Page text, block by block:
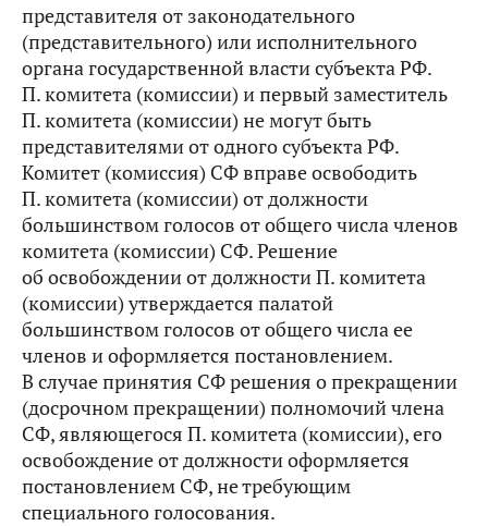
представителя от законодательного
(представительного) или исполнительного
органа государственной власти субъекта РФ.
П. комитета (комиссии) и первый заместитель
П. комитета (комиссии) не могут быть
представителями от одного субъекта РФ.
Комитет (комиссия) СФ вправе освободить
П. комитета (комиссии) от должности
большинством голосов от общего числа членов
комитета (комиссии) СФ. Решение
об освобождении от должности П. комитета
(комиссии) утверждается палатой
большинством голосов от общего числа ее
членов и оформляется постановлением.
В случае принятия СФ решения о прекращении
(досрочном прекращении) полномочий члена
СФ, являющегося П. комитета (комиссии), его
освобождение от должности оформляется
постановлением СФ, не требующим
специального голосования.